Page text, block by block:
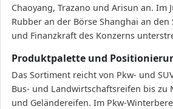
Chaoyang, Trazano und Arisun an. Im
Rubber an der Börse Shanghai an den
und Finanzkraft des Konzerns
Produktpalette und
Das Sortiment reicht von Pkw- und
Bus- und Landwirtschaftsreifen bis
und Geländereifen. Im Pkw-